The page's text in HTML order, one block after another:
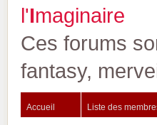
l'Imaginaire
Ces forums
fantasy,
Accueil Liste des